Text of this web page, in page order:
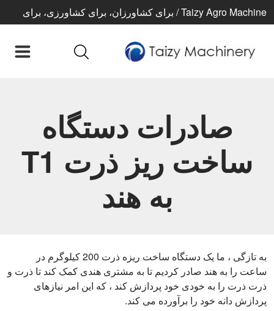
Taizy Agro Machine / برای کشاورزان، برای کشاورزی، برای
صادرات دستگاه
ساخت ریز ذرت T1
به هند
به تازگی ، ما یک دستگاه ساخت ریزه ذرت 200 کیلوگرم در
ساعت را به هند صادر کردیم تا به مشتری هندی کمک کند تا ذرت و
ذرت ذرت را به خودی خود پردازش کند ، که این امر نیازهای
پردازش دانه خود را برآورده می کند.